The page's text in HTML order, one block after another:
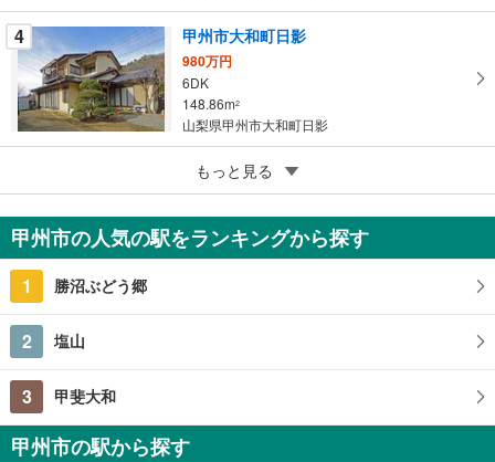
4 甲州市大和町日影
980万円
6DK
148.86m2
山梨県甲州市大和町日影
甲州市勝沼町下岩崎
580万円
4LDK
91.3m2
山梨県甲州市勝沼町下岩崎
もっと見る
甲州市の人気の駅をランキングから探す
1 勝沼ぶどう郷
2 塩山
3 甲斐大和
甲州市の駅から探す